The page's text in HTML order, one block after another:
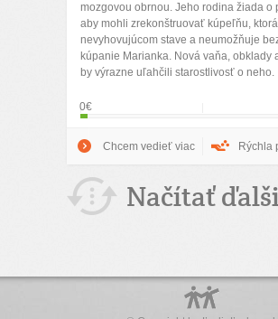
mozgovou obrnou. Jeho rodina žiada o
aby mohli zrekonštruovať kúpeľňu,
nevyhovujúcom stave a neumožňuje
kúpanie Marianka. Nová vaňa, obklady
by výrazne uľahčili starostlivosť o neho.
0€
Chcem vedieť viac Rýchla
Načítať